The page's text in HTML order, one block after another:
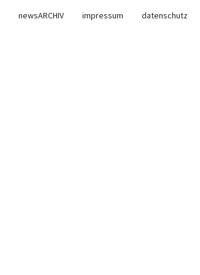
newsARCHIV impressum
datenschutz